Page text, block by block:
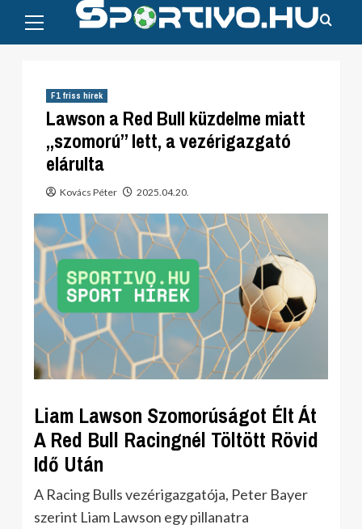
content
Menu
F1 friss hírek
Lawson a Red Bull küzdelme miatt
„szomorú” lett, a vezérigazgató
elárulta
Kovács Péter 2025.04.20.
Liam Lawson Szomorúságot Élt Át
A Red Bull Racingnél Töltött Rövid
Idő Után
A Racing Bulls vezérigazgatója, Peter Bayer
szerint Liam Lawson egy pillanatra